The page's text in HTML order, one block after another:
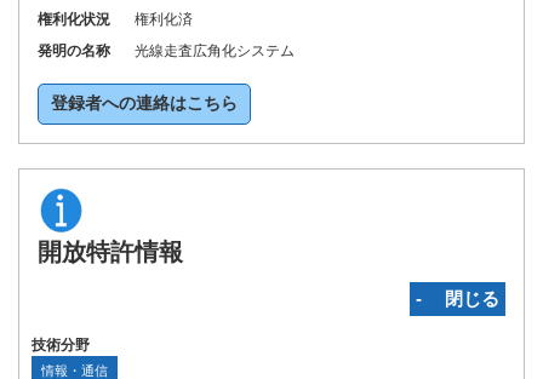
権利化状況
権利化済
発明の名称
光線走査広角化システム
登録者への連絡はこちら
開放特許情報
‐ 閉じる
技術分野
情報・通信